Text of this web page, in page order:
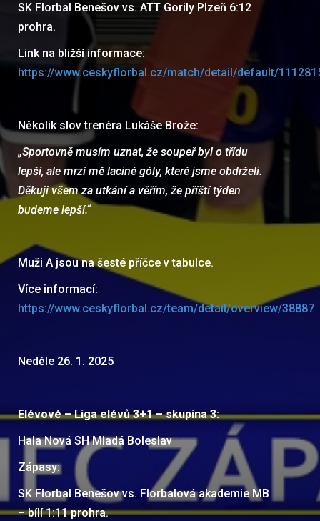
SK Florbal Benešov vs. ATT Gorily Plzeň 6:12
prohra.
Link na bližší informace:
https://www.ceskyflorbal.cz/match/detail/default/
Několik slov trenéra Lukáše Brože:
„Sportovně musím uznat, že soupeř byl o třídu
lepší, ale mrzí mě laciné góly, které jsme obdrželi.
Děkuji všem za utkání a věřím, že příští týden
budeme lepší.“
Muži A jsou na šesté příčce v tabulce.
Více informací:
https://www.ceskyflorbal.cz/team/detail/overview/38887
Neděle 26. 1. 2025
Elévové – Liga elévů 3+1 – skupina 3:
Hala Nová SH Mladá Boleslav
Zápasy:
SK Florbal Benešov vs. Florbalová akademie MB
– bílí 1:11 prohra.